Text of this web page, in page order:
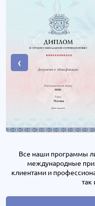
‹
Все наши программы
международные
клиентами и
так